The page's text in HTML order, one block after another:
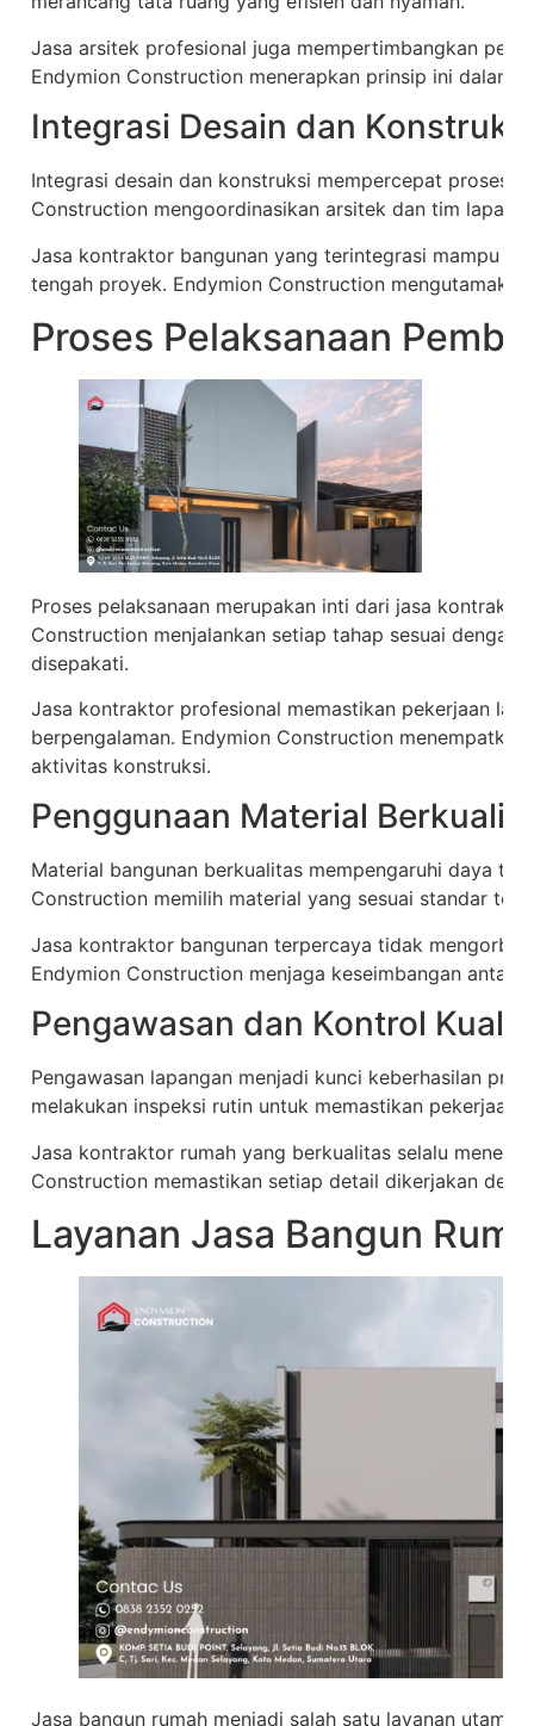
Jasa arsitek profesional juga mempertimbangkan
Endymion Construction menerapkan prinsip ini dalam
Integrasi Desain dan Konstruksi
Integrasi desain dan konstruksi mempercepat proses
Construction mengoordinasikan arsitek dan tim
Jasa kontraktor bangunan yang terintegrasi mampu
tengah proyek. Endymion Construction
Proses Pelaksanaan
Proses pelaksanaan merupakan inti dari jasa
Construction menjalankan setiap tahap sesuai dengan
disepakati.
Jasa kontraktor profesional memastikan pekerjaan
berpengalaman. Endymion Construction
aktivitas konstruksi.
Penggunaan Material
Material bangunan berkualitas mempengaruhi daya
Construction memilih material yang sesuai standar
Jasa kontraktor bangunan terpercaya tidak
Endymion Construction menjaga keseimbangan antara
Pengawasan dan Kontrol
Pengawasan lapangan menjadi kunci keberhasilan
melakukan inspeksi rutin untuk memastikan pekerjaan
Jasa kontraktor rumah yang berkualitas selalu
Construction memastikan setiap detail dikerjakan
Layanan Jasa Bangun
Jasa bangun rumah menjadi salah satu layanan utama